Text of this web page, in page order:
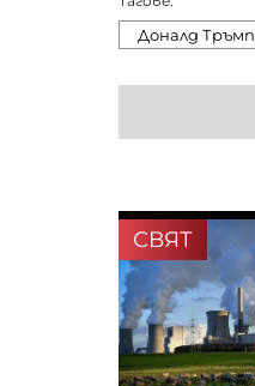
Доналд Тръмп
СВЯТ